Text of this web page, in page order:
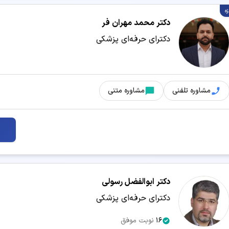
تزریق فیلر
حذف موهای زائد درمان آکنه و جوش
دستگاه لاغری
مزوتراپی هایفوتراپی
پی آر پی صورت
دکتر محمد مهران فر
دکترای حرفه‌ای پزشکی
مشاوره تلفنی مشاوره متنی
دکتر ابوالفضل رسولی
دکترای حرفه‌ای پزشکی
16 نوبت موفق